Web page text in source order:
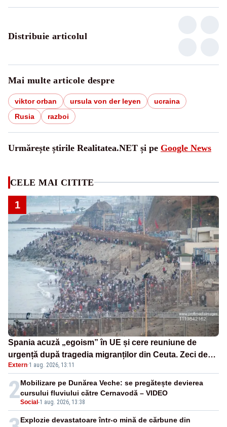
Distribuie articolul
Mai multe articole despre
viktor orban ursula von der leyen
ucraina
Rusia
razboi
Urmărește știrile Realitatea.NET și pe Google News
CELE MAI CITITE
1
Spania acuză „egoism” în UE și cere reuniune de
urgență după tragedia migranților din Ceuta. Zeci de
oameni au murit
Extern·1 aug. 2026, 13:11
2Social -1 aug. 2026, 13:38
Mobilizare pe Dunărea Veche: se pregătește devierea
cursului fluviului către Cernavodă – VIDEO
Explozie devastatoare într-o mină de cărbune din